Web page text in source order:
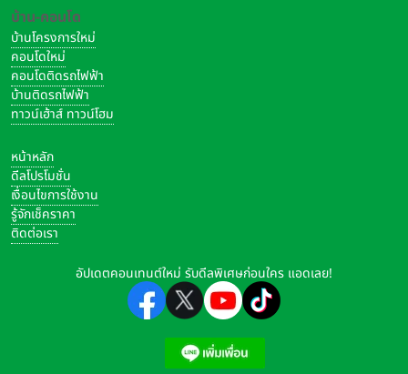
บ้าน-คอนโด
บ้านโครงการใหม่
คอนโดใหม่
คอนโดติดรถไฟฟ้า
บ้านติดรถไฟฟ้า
ทาวน์เฮ้าส์ ทาวน์โฮม
หน้าหลัก
ดีลโปรโมชั่น
เงื่อนไขการใช้งาน
รู้จักเช็คราคา
ติดต่อเรา
อัปเดตคอนเทนต์ใหม่ รับดีลพิเศษก่อนใคร แอดเลย!